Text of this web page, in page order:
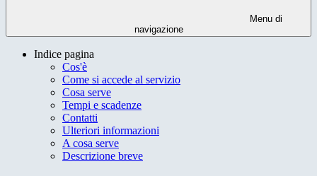
Menu di
navigazione
Indice pagina
Cos'è
Come si accede al servizio
Cosa serve
Tempi e scadenze
Contatti
Ulteriori informazioni
A cosa serve
Descrizione breve